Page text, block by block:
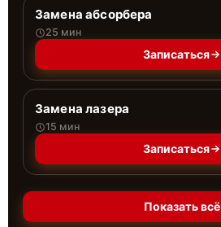
Замена абсорбера
25 мин
Записаться
Замена лазера
15 мин
Записаться
Показать всё